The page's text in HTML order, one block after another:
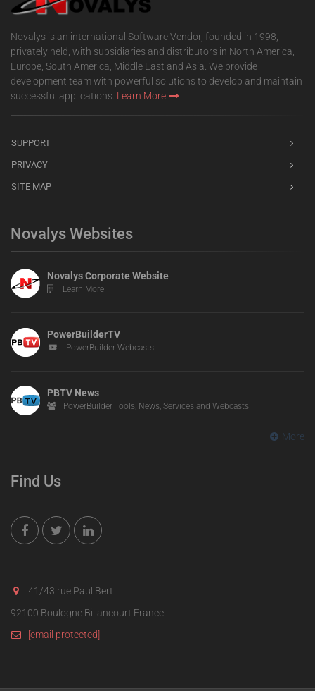
Novalys is an international Software Vendor, founded in 1998,
privately held, with subsidiaries and distributors in North America,
Europe, South America, Middle East and Asia. We provide
development team with powerful solutions to develop and maintain
successful applications. Learn More
SUPPORT
PRIVACY
SITE MAP
Novalys Websites
Novalys Corporate Website
Learn More
PowerBuilderTV
PowerBuilder Webcasts
PBTV News
PowerBuilder Tools, News, Services and Webcasts
More
Find Us
41/43 rue Paul Bert
92100 Boulogne Billancourt France
[email protected]